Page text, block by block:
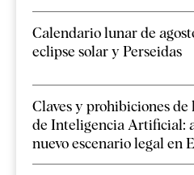
Calendario lunar de
eclipse solar y Perseidas
Claves y prohibiciones de
de Inteligencia Artificial:
nuevo escenario legal en